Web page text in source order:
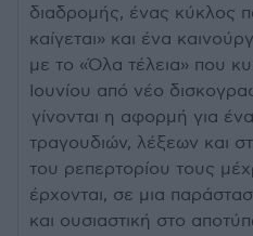
διαδρομής, ένας κύκλος
καίγεται» και ένα
με το «Όλα τέλεια» που
Ιουνίου από νέο
γίνονται η αφορμή για
τραγουδιών, λέξεων και
του ρεπερτορίου τους
έρχονται, σε μια
και ουσιαστική στο